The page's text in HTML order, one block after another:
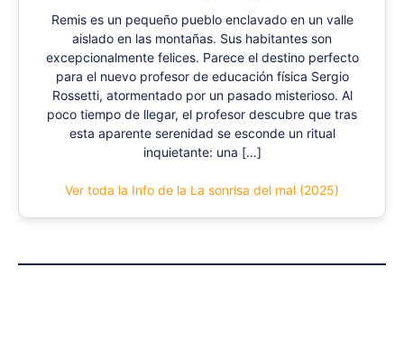
Remis es un pequeño pueblo enclavado en un valle
aislado en las montañas. Sus habitantes son
excepcionalmente felices. Parece el destino perfecto
para el nuevo profesor de educación física Sergio
Rossetti, atormentado por un pasado misterioso. Al
poco tiempo de llegar, el profesor descubre que tras
esta aparente serenidad se esconde un ritual
inquietante: una […]
Ver toda la Info de la La sonrisa del mal (2025)